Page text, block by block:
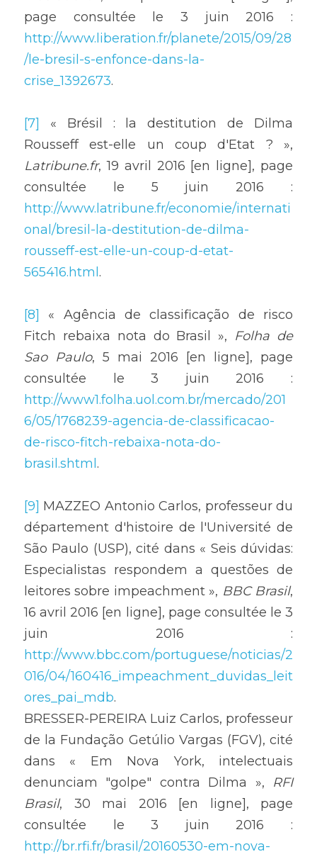
http://www.liberation.fr/planete/2015/09/28
/le-bresil-s-enfonce-dans-la-
crise_1392673.
[7]
« Brésil : la destitution de Dilma
Latribune.fr, 19 avril 2016 [en ligne], page
http://www.latribune.fr/economie/internati
onal/bresil-la-destitution-de-dilma-
rousseff-est-elle-un-coup-d-etat-
565416.html .
[8]
« Agência de classificação de risco
Fitch rebaixa nota do Brasil », Folha de
Sao Paulo, 5 mai 2016 [en ligne], page
http://www1.folha.uol.com.br/mercado/201
6/05/1768239-agencia-de-classificacao-
de-risco-fitch-rebaixa-nota-do-
brasil.shtml .
[9] MAZZEO Antonio Carlos, professeur du
département d'histoire de l'Université de
São Paulo (USP), cité dans « Seis dúvidas:
Especialistas respondem a questões de
leitores sobre impeachment », BBC Brasil,
16 avril 2016 [en ligne], page consultée le 3
http://www.bbc.com/portuguese/noticias/2
016/04/160416_impeachment_duvidas_leit
ores_pai_mdb.
BRESSER-PEREIRA Luiz Carlos, professeur
de la Fundação Getúlio Vargas (FGV), cité
dans « Em Nova York, intelectuais
denunciam "golpe" contra Dilma », RFI
Brasil, 30 mai 2016 [en ligne], page
http://br.rfi.fr/brasil/20160530-em-nova-